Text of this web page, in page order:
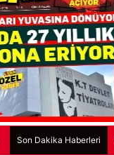
Son Dakika Haberleri